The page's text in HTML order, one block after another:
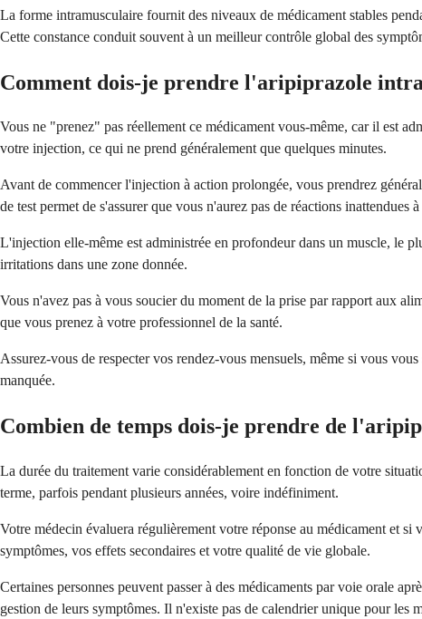
La forme intramusculaire fournit des niveaux de médicament stables
Cette constance conduit souvent à un meilleur contrôle global des
Comment dois-je prendre l'aripiprazole
Vous ne "prenez" pas réellement ce médicament vous-même, car il est
votre injection, ce qui ne prend généralement que quelques minutes.
Avant de commencer l'injection à action prolongée, vous prendrez
de test permet de s'assurer que vous n'aurez pas de réactions inattendues
L'injection elle-même est administrée en profondeur dans un muscle, le
irritations dans une zone donnée.
Vous n'avez pas à vous soucier du moment de la prise par rapport aux
que vous prenez à votre professionnel de la santé.
Assurez-vous de respecter vos rendez-vous mensuels, même si vous
manquée.
Combien de temps dois-je prendre de
La durée du traitement varie considérablement en fonction de votre
terme, parfois pendant plusieurs années, voire indéfiniment.
Votre médecin évaluera régulièrement votre réponse au médicament et
symptômes, vos effets secondaires et votre qualité de vie globale.
Certaines personnes peuvent passer à des médicaments par voie orale
gestion de leurs symptômes. Il n'existe pas de calendrier unique pour les